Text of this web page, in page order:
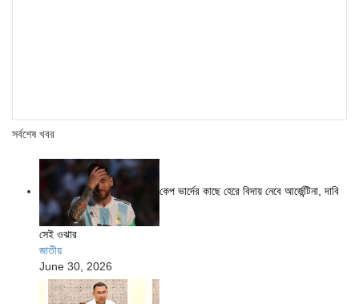
সর্বশেষ খবর
কেপ ভার্দের কাছে হেরে বিদায় নেবে আর্জেন্টিনা, দাবি
সেই ওঝার
জাতীয়
June 30, 2026